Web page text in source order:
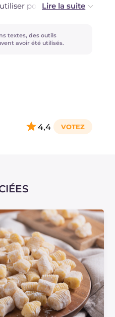
pour éliminer
textes, des outils
avoir été utilisés.
4,4